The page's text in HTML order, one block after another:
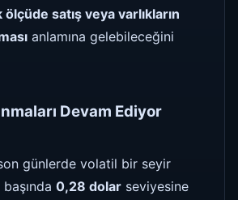
satış veya varlıkların
anlamına gelebileceğini
Devam Ediyor
günlerde volatil bir seyir
0,28 dolar seviyesine